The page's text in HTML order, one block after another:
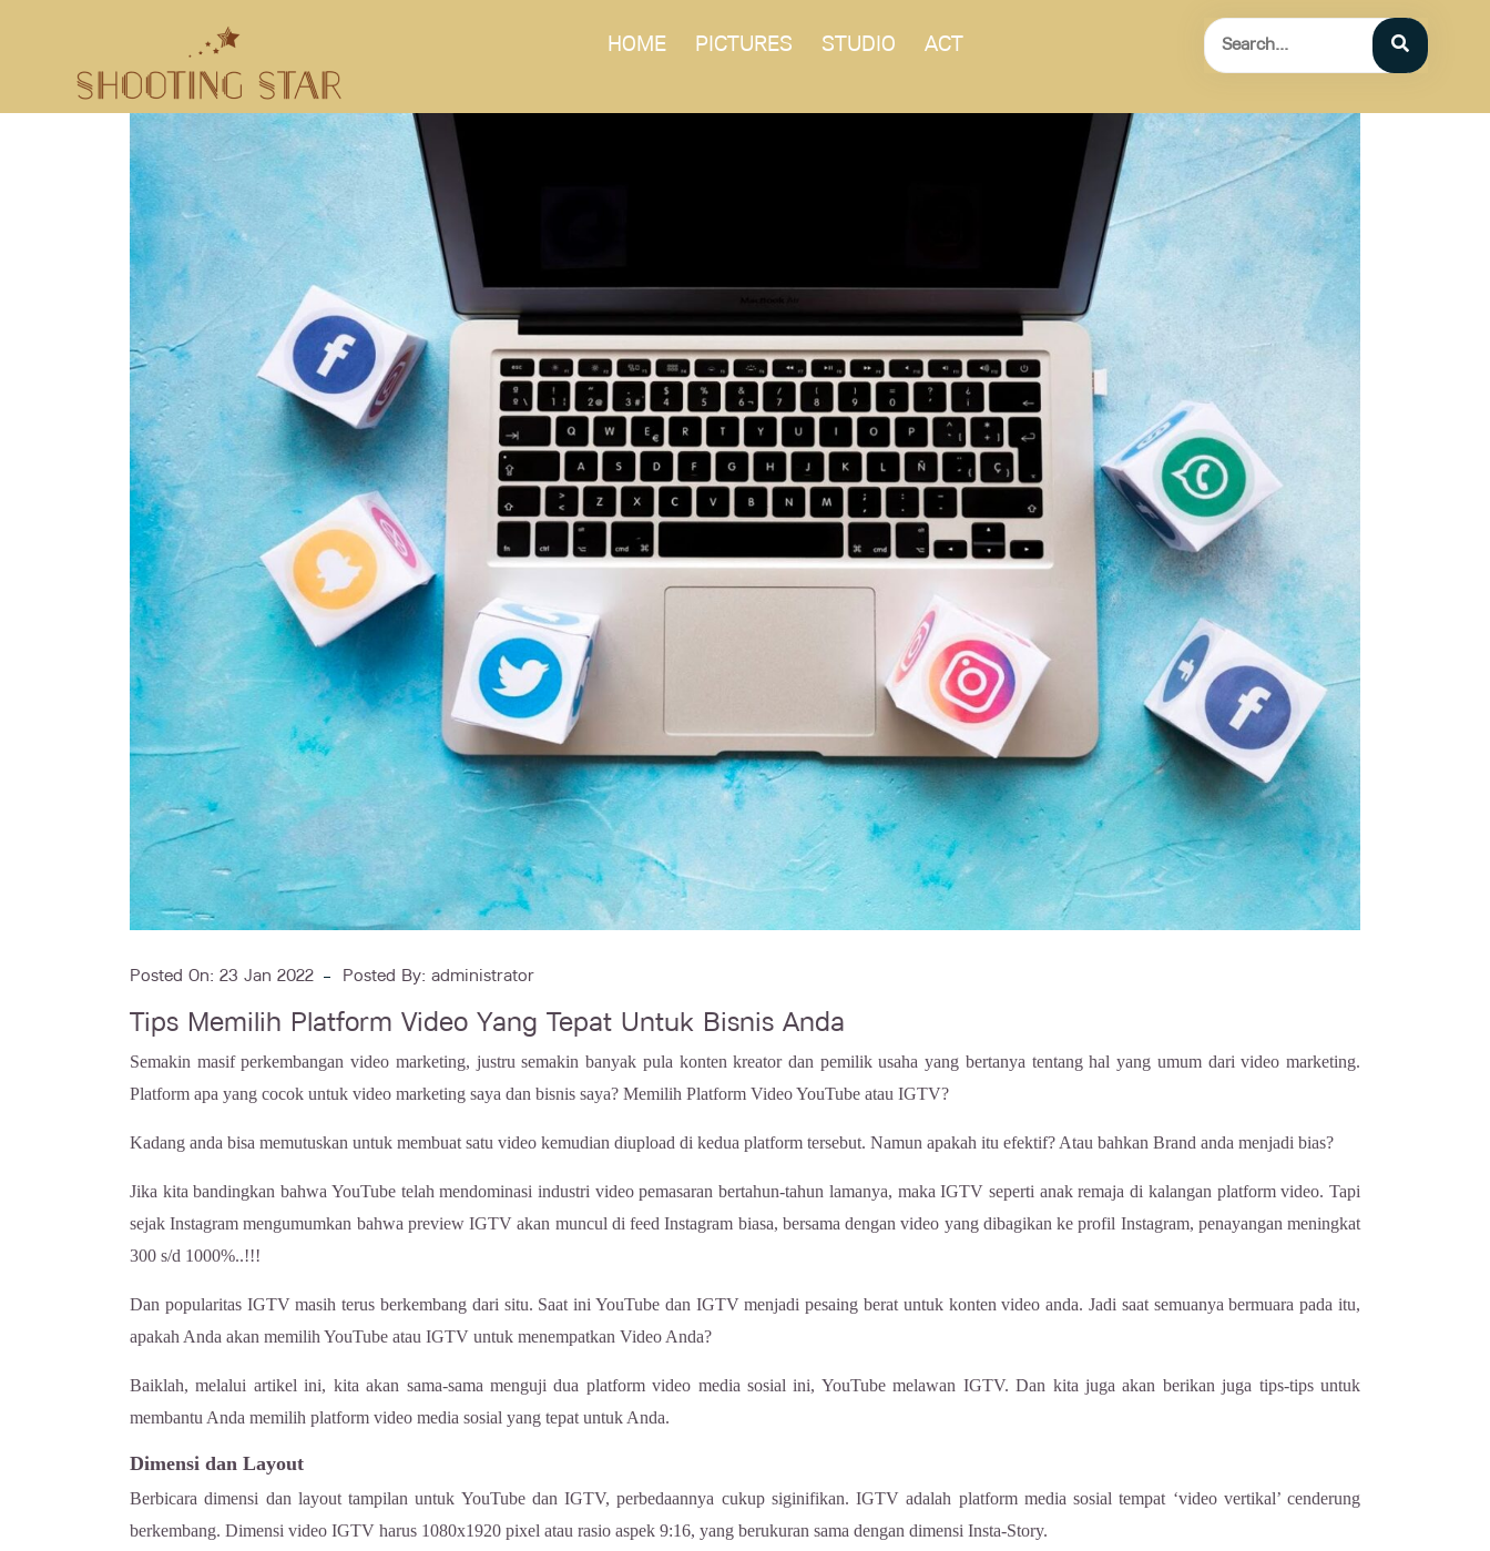
HOME PICTURES STUDIO ACT
Posted On: 23 Jan 2022 Posted By: administrator
Tips Memilih Platform Video Yang Tepat Untuk Bisnis Anda
Semakin masif perkembangan video marketing, justru semakin banyak pula konten kreator dan pemilik usaha yang bertanya tentang hal yang umum dari video marketing.
Platform apa yang cocok untuk video marketing saya dan bisnis saya? Memilih Platform Video YouTube atau IGTV?
Kadang anda bisa memutuskan untuk membuat satu video kemudian diupload di kedua platform tersebut. Namun apakah itu efektif? Atau bahkan Brand anda menjadi bias?
Jika kita bandingkan bahwa YouTube telah mendominasi industri video pemasaran bertahun-tahun lamanya, maka IGTV seperti anak remaja di kalangan platform video. Tapi
sejak Instagram mengumumkan bahwa preview IGTV akan muncul di feed Instagram biasa, bersama dengan video yang dibagikan ke profil Instagram, penayangan meningkat
300 s/d 1000%..!!!
Dan popularitas IGTV masih terus berkembang dari situ. Saat ini YouTube dan IGTV menjadi pesaing berat untuk konten video anda. Jadi saat semuanya bermuara pada itu,
apakah Anda akan memilih YouTube atau IGTV untuk menempatkan Video Anda?
Baiklah, melalui artikel ini, kita akan sama-sama menguji dua platform video media sosial ini, YouTube melawan IGTV. Dan kita juga akan berikan juga tips-tips untuk
membantu Anda memilih platform video media sosial yang tepat untuk Anda.
Dimensi dan Layout
Berbicara dimensi dan layout tampilan untuk YouTube dan IGTV, perbedaannya cukup siginifikan. IGTV adalah platform media sosial tempat ‘video vertikal’ cenderung
berkembang. Dimensi video IGTV harus 1080x1920 pixel atau rasio aspek 9:16, yang berukuran sama dengan dimensi Insta-Story.